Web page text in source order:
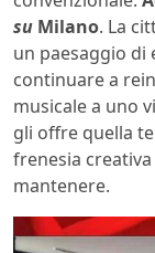
su Milano. La
un paesaggio di
continuare a
musicale a uno
gli offre quella
frenesia
mantenere.